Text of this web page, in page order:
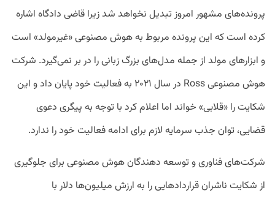
پرونده‌های مشهور امروز تبدیل نخواهد شد زیرا قاضی دادگاه اشاره
کرده است که این پرونده مربوط به هوش مصنوعی «غیرمولد» است
و ابزارهای مولد از جمله مدل‌های بزرگ زبانی را در بر نمی‌گیرد. شرکت
هوش مصنوعی Ross در سال ۲۰۲۱ به فعالیت خود پایان داد و این
شکایت را «قلابی» خواند اما اعلام کرد با توجه به پیگری دعوی
قضایی، توان جذب سرمایه لازم برای ادامه فعالیت خود را ندارد.
شرکت‌های فناوری و توسعه دهندگان هوش مصنوعی برای جلوگیری
از شکایت ناشران قرارداد‌هایی را به ارزش میلیون‌ها دلار با